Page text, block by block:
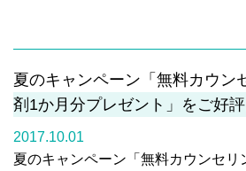
夏のキャンペーン「無料カウン
剤1か月分プレゼント」をご好評
2017.10.01
夏のキャンペーン「無料カウンセリ